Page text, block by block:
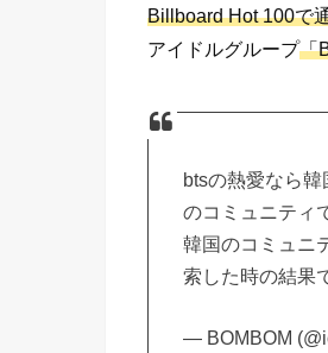
Billboard Hot 100で
アイドルグループ「
btsの熱愛なら
のコミュニティ
韓国のコミュニ
索した時の結果
— BOMBOM